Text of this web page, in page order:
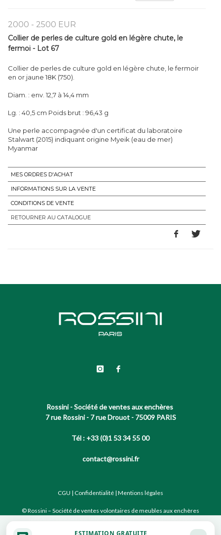
2000 - 2500 EUR
Collier de perles de culture gold en légère chute, le
fermoi - Lot 67
Collier de perles de culture gold en légère chute, le fermoir
en or jaune 18K (750).
Diam. : env. 12,7 à 14,4 mm
Lg. : 40,5 cm Poids brut : 96,43 g
Une perle accompagnée d'un certificat du laboratoire
Stalwart (2015) indiquant origine Myeik (eau de mer)
Myanmar
MES ORDRES D'ACHAT
INFORMATIONS SUR LA VENTE
CONDITIONS DE VENTE
RETOURNER AU CATALOGUE
Rossini - Société de ventes aux enchères
7 rue Rossini - 7 rue Drouot - 75009 PARIS
Tél : +33 (0)1 53 34 55 00
contact@rossini.fr
CGU | Confidentialité | Mentions légales
© Rossini – Société de ventes volontaires de meubles aux enchères
ESTIMATION GRATUITE